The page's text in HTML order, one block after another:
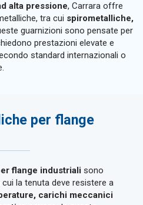
alta pressione, Carrara offre
tra cui spirometalliche,
guarnizioni sono pensate per
prestazioni elevate e
standard internazionali o
per flange
flange industriali sono
la tenuta deve resistere a
carichi meccanici